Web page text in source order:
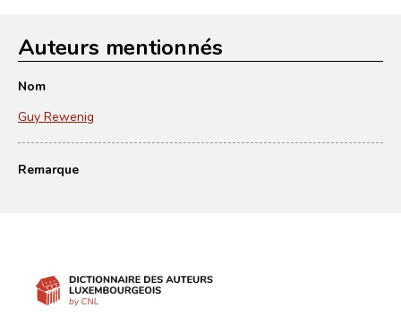
Auteurs mentionnés
Nom
Guy Rewenig
Remarque